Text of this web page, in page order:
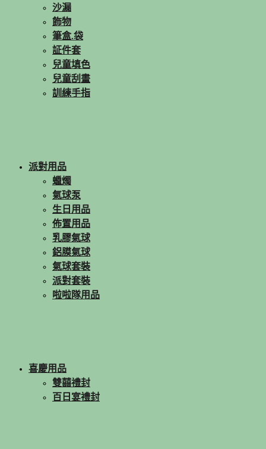
沙漏
飾物
筆盒.袋
証件套
兒童填色
兒童刮畫
訓練手指
派對用品
蠟燭
氣球泵
生日用品
佈置用品
乳膠氣球
鋁膜氣球
氣球套裝
派對套裝
啦啦隊用品
喜慶用品
雙囍禮封
百日宴禮封